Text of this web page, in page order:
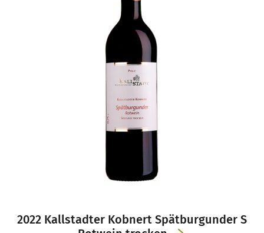
2022 Kallstadter Kobnert Spätburgunder S